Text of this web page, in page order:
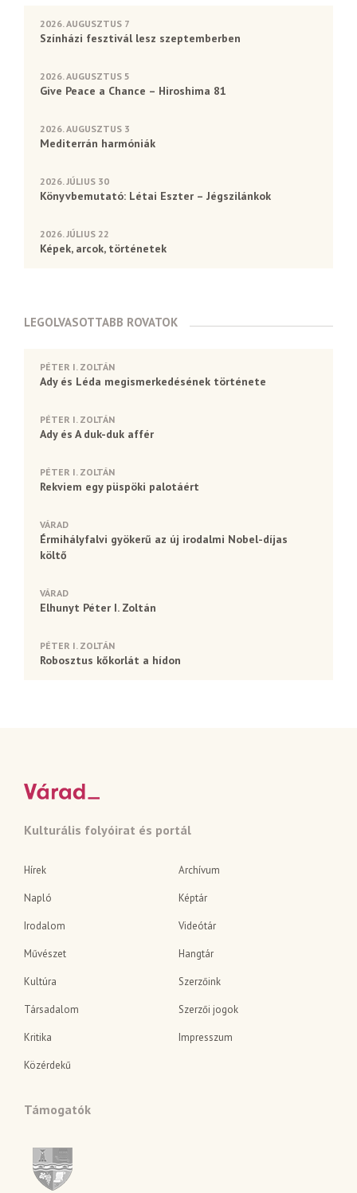
2026. AUGUSZTUS 7
Színházi fesztivál lesz szeptemberben
2026. AUGUSZTUS 5
Give Peace a Chance – Hiroshima 81
2026. AUGUSZTUS 3
Mediterrán harmóniák
2026. JÚLIUS 30
Könyvbemutató: Létai Eszter – Jégszilánkok
2026. JÚLIUS 22
Képek, arcok, történetek
LEGOLVASOTTABB ROVATOK
PÉTER I. ZOLTÁN
Ady és Léda megismerkedésének története
PÉTER I. ZOLTÁN
Ady és A duk-duk affér
PÉTER I. ZOLTÁN
Rekviem egy püspöki palotáért
VÁRAD
Érmihályfalvi gyökerű az új irodalmi Nobel-díjas
költő
VÁRAD
Elhunyt Péter I. Zoltán
PÉTER I. ZOLTÁN
Robosztus kőkorlát a hídon
Kulturális folyóirat és portál
Hírek
Napló
Irodalom
Művészet
Kultúra
Társadalom
Kritika
Közérdekű
Archívum
Képtár
Videótár
Hangtár
Szerzőink
Szerzői jogok
Impresszum
Támogatók